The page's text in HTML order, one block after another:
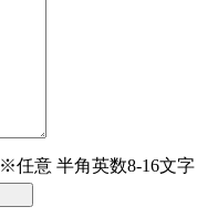
※任意 半角英数8-16文字